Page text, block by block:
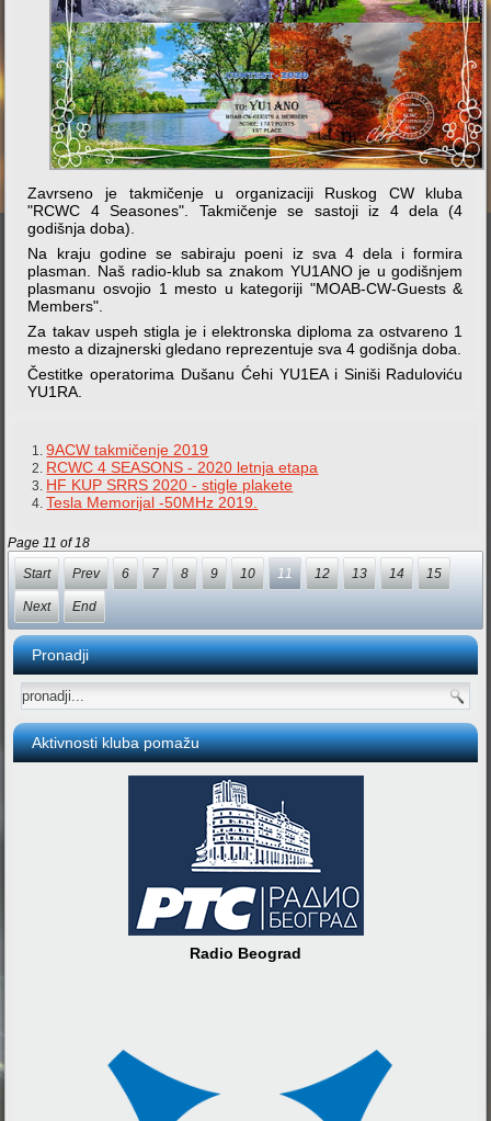
Zavrseno je takmičenje u organizaciji Ruskog CW kluba
"RCWC 4 Seasones". Takmičenje se sastoji iz 4 dela (4
godišnja doba).
Na kraju godine se sabiraju poeni iz sva 4 dela i formira
plasman. Naš radio-klub sa znakom YU1ANO je u godišnjem
plasmanu osvojio 1 mesto u kategoriji "MOAB-CW-Guests &
Members".
Za takav uspeh stigla je i elektronska diploma za ostvareno 1
mesto a dizajnerski gledano reprezentuje sva 4 godišnja doba.
Čestitke operatorima Dušanu Ćehi YU1EA i Siniši Raduloviću
YU1RA.
9ACW takmičenje 2019
RCWC 4 SEASONS - 2020 letnja etapa
HF KUP SRRS 2020 - stigle plakete
Tesla Memorijal -50MHz 2019.
Page 11 of 18
Start
Prev 6 7 8 9 10 11 12 13 14 15
Next End
Pronadji
Aktivnosti kluba pomažu
Radio Beograd